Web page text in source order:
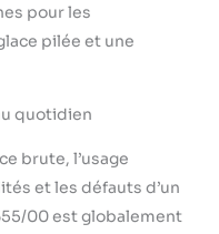
pour les
pilée et une
quotidien
brute, l’usage
et les défauts d’un
00 est globalement